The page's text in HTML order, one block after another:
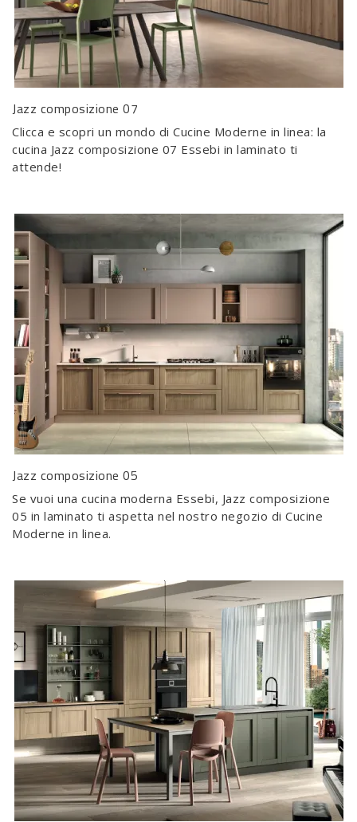
Jazz composizione 07
Clicca e scopri un mondo di Cucine Moderne in linea: la
cucina Jazz composizione 07 Essebi in laminato ti
attende!
Jazz composizione 05
Se vuoi una cucina moderna Essebi, Jazz composizione
05 in laminato ti aspetta nel nostro negozio di Cucine
Moderne in linea.